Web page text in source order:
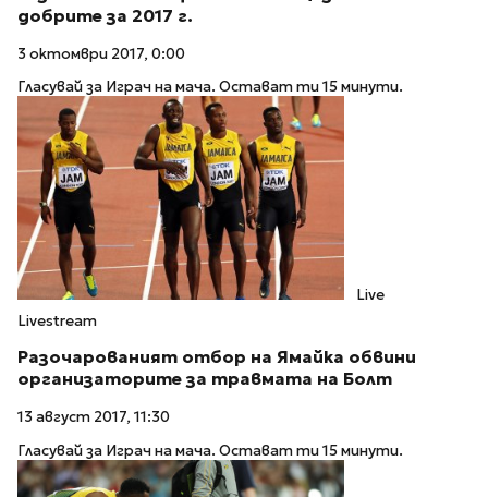
добрите за 2017 г.
3 октомври 2017, 0:00
Гласувай за Играч на мача. Остават ти 15 минути.
Live
Livestream
Разочарованият отбор на Ямайка обвини
организаторите за травмата на Болт
13 август 2017, 11:30
Гласувай за Играч на мача. Остават ти 15 минути.